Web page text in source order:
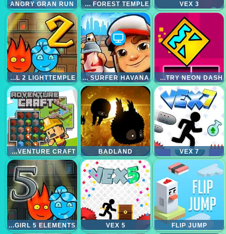
VEX 3
FIREBOY AND WATERGIRL 1 FOREST TEMPLE
ANGRY GRAN RUN
GEOMETRY NEON DASH
SUBWAY SURFER HAVANA
FIREBOY AND WATERGIRL 2 LIGHTTEMPLE
VEX 7
BADLAND
ADVENTURE CRAFT
FLIP JUMP
VEX 5
FIREBOY AND WATERGIRL 5 ELEMENTS